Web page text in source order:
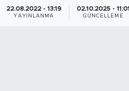
22.08.2022 - 13:19
YAYINLANMA
02.10.2025 - 11:01
GÜNCELLEME